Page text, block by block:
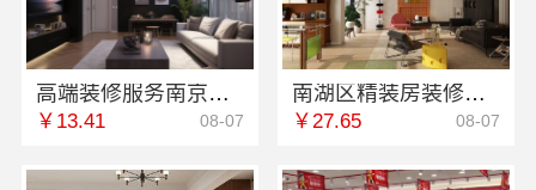
高端装修服务南京市创亿讯，一站式全包报价透明
￥13.41 08-07
南湖区精装房装修怎么样嘉兴家美建材科技有限公司
￥27.65 08-07